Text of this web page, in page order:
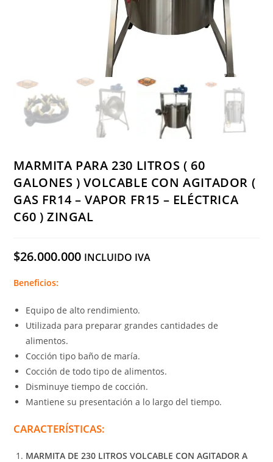
MARMITA PARA 230 LITROS ( 60
GALONES ) VOLCABLE CON AGITADOR (
GAS FR14 – VAPOR FR15 – ELÉCTRICA
C60 ) ZINGAL
$26.000.000 INCLUIDO IVA
Beneficios:
Equipo de alto rendimiento.
Utilizada para preparar grandes cantidades de
alimentos.
Cocción tipo baño de maría.
Cocción de todo tipo de alimentos.
Disminuye tiempo de cocción.
Mantiene su presentación a lo largo del tiempo.
CARACTERÍSTICAS:
MARMITA DE 230 LITROS VOLCABLE CON AGITADOR A